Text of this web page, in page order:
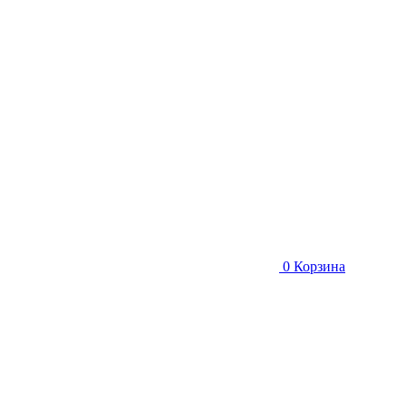
0 Корзина